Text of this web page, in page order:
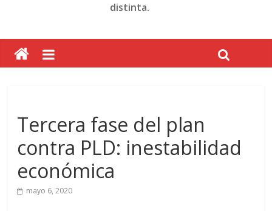
distinta.
Tercera fase del plan
contra PLD: inestabilidad
económica
mayo 6, 2020